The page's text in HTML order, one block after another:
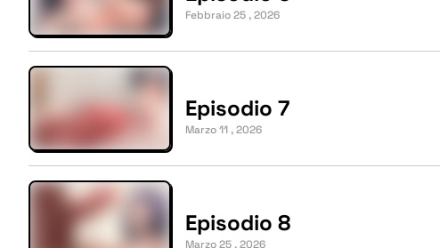
Febbraio 25 , 2026
Episodio 7
Marzo 11 , 2026
Episodio 8
Marzo 25 , 2026